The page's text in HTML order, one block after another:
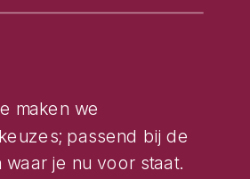
maken we
passend bij de
waar je nu voor staat.